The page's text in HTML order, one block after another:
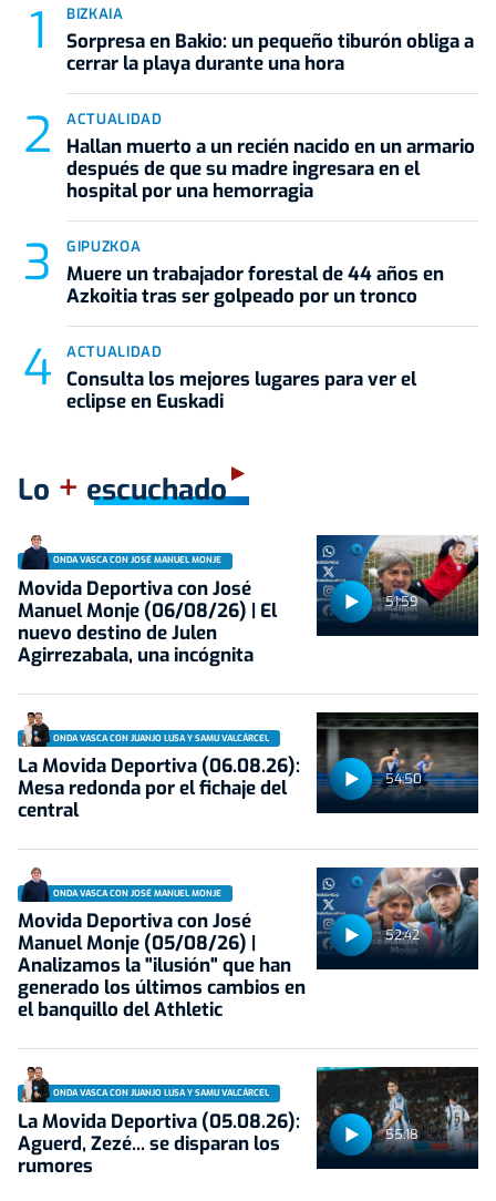
BIZKAIA
Sorpresa en Bakio: un pequeño tiburón obliga a
cerrar la playa durante una hora
ACTUALIDAD
Hallan muerto a un recién nacido en un armario
después de que su madre ingresara en el
hospital por una hemorragia
GIPUZKOA
Muere un trabajador forestal de 44 años en
Azkoitia tras ser golpeado por un tronco
ACTUALIDAD
Consulta los mejores lugares para ver el
eclipse en Euskadi
Lo + escuchado
51:59
ONDA VASCA CON JOSÉ MANUEL MONJE
Movida Deportiva con José
Manuel Monje (06/08/26) | El
nuevo destino de Julen
Agirrezabala, una incógnita
54:50
ONDA VASCA CON JUANJO LUSA Y SAMU VALCÁRCEL
La Movida Deportiva (06.08.26):
Mesa redonda por el fichaje del
central
52:42
ONDA VASCA CON JOSÉ MANUEL MONJE
Movida Deportiva con José
Manuel Monje (05/08/26) |
Analizamos la "ilusión" que han
generado los últimos cambios en
el banquillo del Athletic
55:18
ONDA VASCA CON JUANJO LUSA Y SAMU VALCÁRCEL
La Movida Deportiva (05.08.26):
Aguerd, Zezé... se disparan los
rumores